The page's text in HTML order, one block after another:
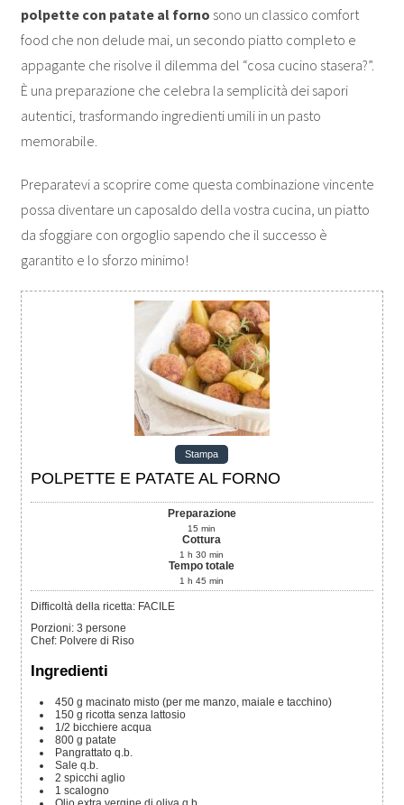
polpette con patate al forno sono un classico comfort
food che non delude mai, un secondo piatto completo e
appagante che risolve il dilemma del “cosa cucino stasera?”.
È una preparazione che celebra la semplicità dei sapori
autentici, trasformando ingredienti umili in un pasto
memorabile.
Preparatevi a scoprire come questa combinazione vincente
possa diventare un caposaldo della vostra cucina, un piatto
da sfoggiare con orgoglio sapendo che il successo è
garantito e lo sforzo minimo!
Stampa
POLPETTE E PATATE AL FORNO
Preparazione
15 min
Cottura
1 h 30 min
Tempo totale
1 h 45 min
Difficoltà della ricetta: FACILE
Porzioni:3 persone
Chef: Polvere di Riso
Ingredienti
450 g macinato misto (per me manzo, maiale e tacchino)
150 g ricotta senza lattosio
1/2 bicchiere acqua
800 g patate
Pangrattato q.b.
Sale q.b.
2 spicchi aglio
1 scalogno